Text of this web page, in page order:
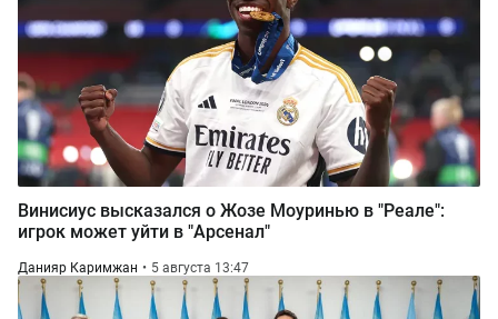
Винисиус высказался о Жозе Моуринью в "Реале":
игрок может уйти в "Арсенал"
Данияр Каримжан 5 августа 13:47